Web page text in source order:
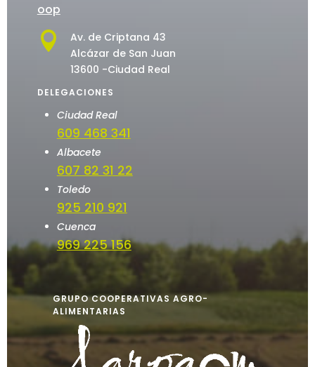
oop

Av. de Criptana 43
Alcázar de San Juan
13600 -Ciudad Real
DELEGACIONES
Ciudad Real
609 468 341
Albacete
607 82 31 22
Toledo
925 210 921
Cuenca
969 225 156
GRUPO COOPERATIVAS AGRO-
ALIMENTARIAS